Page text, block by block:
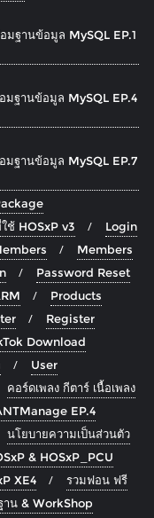
มฐานข้อมูล MySQL EP.1
มฐานข้อมูล MySQL EP.4
มฐานข้อมูล MySQL EP.7
ช้ HOSxP v3
Login
Members
Password Reset
Products
Register
Download
User
คอร์ดเพลง กีตาร์ เนื้อเพลง
EP.4
นโยบายความเป็นส่วนตัว
& HOSxP_PCU
XE4
รวมฟอน ฟรี
าน & WorkShop